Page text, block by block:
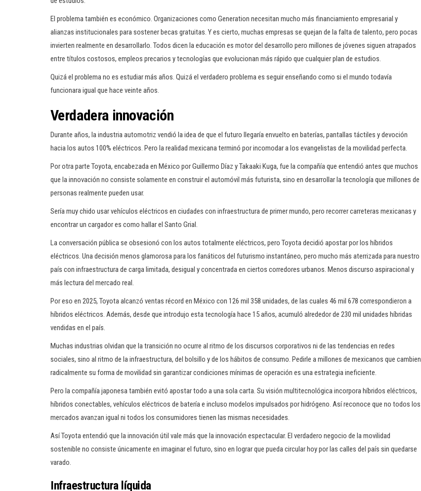
El problema también es económico. Organizaciones como Generation necesitan mucho más financiamiento empresarial y
alianzas institucionales para sostener becas gratuitas. Y es cierto, muchas empresas se quejan de la falta de talento, pero pocas
invierten realmente en desarrollarlo. Todos dicen la educación es motor del desarrollo pero millones de jóvenes siguen atrapados
entre títulos costosos, empleos precarios y tecnologías que evolucionan más rápido que cualquier plan de estudios.
Quizá el problema no es estudiar más años. Quizá el verdadero problema es seguir enseñando como si el mundo todavía
funcionara igual que hace veinte años.
Verdadera innovación
Durante años, la industria automotriz vendió la idea de que el futuro llegaría envuelto en baterías, pantallas táctiles y devoción
hacia los autos 100% eléctricos. Pero la realidad mexicana terminó por incomodar a los evangelistas de la movilidad perfecta.
Por otra parte Toyota, encabezada en México por Guillermo Díaz y Takaaki Kuga, fue la compañía que entendió antes que muchos
que la innovación no consiste solamente en construir el automóvil más futurista, sino en desarrollar la tecnología que millones de
personas realmente pueden usar.
Sería muy chido usar vehículos eléctricos en ciudades con infraestructura de primer mundo, pero recorrer carreteras mexicanas y
encontrar un cargador es como hallar el Santo Grial.
La conversación pública se obsesionó con los autos totalmente eléctricos, pero Toyota decidió apostar por los híbridos
eléctricos. Una decisión menos glamorosa para los fanáticos del futurismo instantáneo, pero mucho más aterrizada para nuestro
país con infraestructura de carga limitada, desigual y concentrada en ciertos corredores urbanos. Menos discurso aspiracional y
más lectura del mercado real.
Por eso en 2025, Toyota alcanzó ventas récord en México con 126 mil 358 unidades, de las cuales 46 mil 678 correspondieron a
híbridos eléctricos. Además, desde que introdujo esta tecnología hace 15 años, acumuló alrededor de 230 mil unidades híbridas
vendidas en el país.
Muchas industrias olvidan que la transición no ocurre al ritmo de los discursos corporativos ni de las tendencias en redes
sociales, sino al ritmo de la infraestructura, del bolsillo y de los hábitos de consumo. Pedirle a millones de mexicanos que cambien
radicalmente su forma de movilidad sin garantizar condiciones mínimas de operación es una estrategia ineficiente.
Pero la compañía japonesa también evitó apostar todo a una sola carta. Su visión multitecnológica incorpora híbridos eléctricos,
híbridos conectables, vehículos eléctricos de batería e incluso modelos impulsados por hidrógeno. Así reconoce que no todos los
mercados avanzan igual ni todos los consumidores tienen las mismas necesidades.
Así Toyota entendió que la innovación útil vale más que la innovación espectacular. El verdadero negocio de la movilidad
sostenible no consiste únicamente en imaginar el futuro, sino en lograr que pueda circular hoy por las calles del país sin quedarse
varado.
Infraestructura líquida